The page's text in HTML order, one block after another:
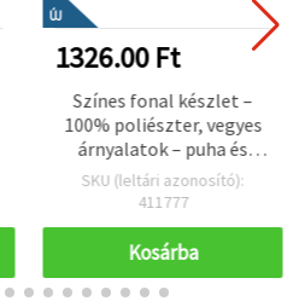
ÚJ
1326.00 Ft
Színes fonal készlet –
100% poliészter, vegyes
árnyalatok – puha és
sokoldalú horgoló és
kötő fonal, 12 db x 10 g
SKU (leltári azonosító):
411777
Kosárba